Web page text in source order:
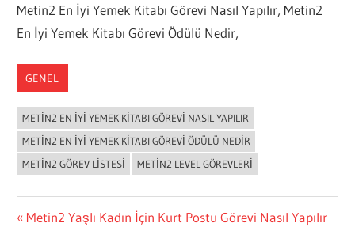
Metin2 En İyi Yemek Kitabı Görevi Nasıl Yapılır, Metin2
En İyi Yemek Kitabı Görevi Ödülü Nedir,
GENEL
METIN2 EN İYI YEMEK KITABI GÖREVI NASIL YAPILIR
METIN2 EN İYI YEMEK KITABI GÖREVI ÖDÜLÜ NEDIR
METIN2 GÖREV LISTESI
METIN2 LEVEL GÖREVLERI
Yazı
Previous
Metin2 Yaşlı Kadın İçin Kurt Postu Görevi Nasıl Yapılır